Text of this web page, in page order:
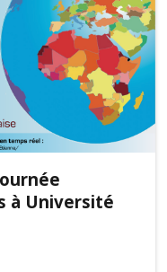
à Université